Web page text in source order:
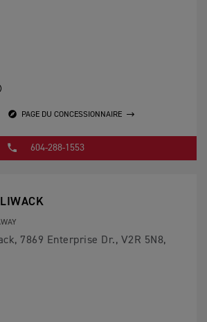
PAGE DU CONCESSIONNAIRE
604-288-1553
7869 Enterprise Dr., V2R 5N8,